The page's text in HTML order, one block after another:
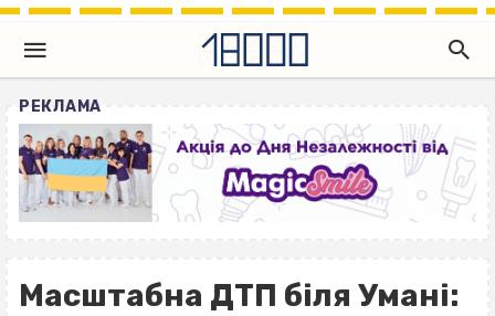
РЕКЛАМА
Масштабна ДТП біля Умані: